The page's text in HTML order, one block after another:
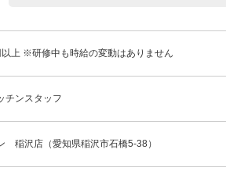
上 ※研修中も時給の変動はありません
チンスタッフ
稲沢店（愛知県稲沢市石橋5-38）